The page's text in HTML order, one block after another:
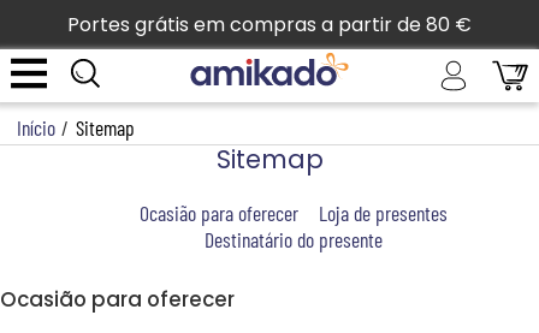
Portes grátis em compras a partir de 80 €
Início / Sitemap
Sitemap
Ocasião para oferecer
Loja de presentes
Destinatário do presente
Ocasião para oferecer